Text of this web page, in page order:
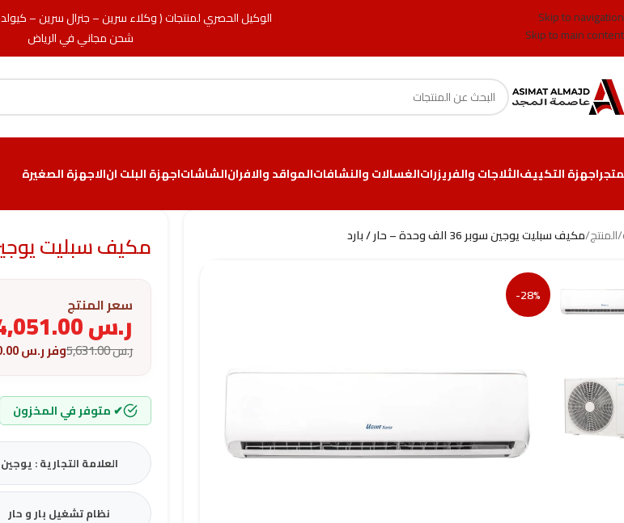
الوكيل الحصري لمنتجات ( وكلاء سرين – جنرال سرين –
شحن مجاني في الرياض
Skip to navigation
Skip to main content
اجهزة التكييفالثلاجات والفريزراتالغسالات والنشافاتالمواقد والافرانالشاشاتاجهزة البلت انالاجهزة الصغيرة
/المنتج/مكيف سبليت يوجين سوبر 36 الف وحدة – حار / بارد
-28%
مكيف سبليت يوجين سوبر 36 الف
سعر المنتج
ر.س
ر.س5,631.00 وفرر.س
✔ متوفر في المخزون
العلامة التجارية : يوجين
نظام تشغيل بار و حار